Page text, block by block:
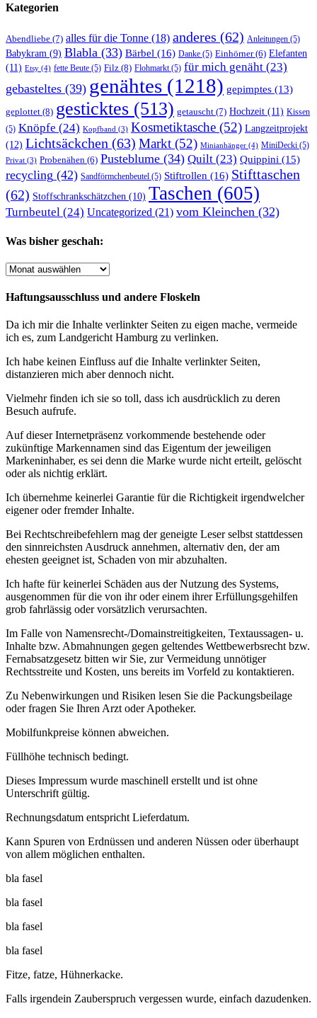
Kategorien
Abendliebe (7) alles für die Tonne (18) anderes (62) Anleitungen (5)
Babykram (9) Blabla (33) Bärbel (16) Danke (5) Einhörner(6) Elefanten
(11) Etsy (4) fette Beute (5) Filz (8) Flohmarkt(5) für mich genäht (23)
gebasteltes (39) genähtes (1218) gepimptes (13)
geplottet (8) gesticktes (513) getauscht (7) Hochzeit (11) Kissen
(5) Knöpfe (24) Kopfband (3) Kosmetiktasche (52) Langzeitprojekt
(12) Lichtsäckchen (63) Markt (52) Minianhänger (4) MiniDecki (5)
Privat (3) Probenähen (6) Pusteblume (34) Quilt (23) Quippini (15)
recycling (42) Sandförmchenbeutel (5) Stiftrollen (16) Stifttaschen
(62) Stoffschrankschätzchen (10) Taschen (605)
Turnbeutel (24) Uncategorized (21) vom Kleinchen (32)
Was bisher geschah:
Was
geschah:
Haftungsausschluss und andere Floskeln
Da ich mir die Inhalte verlinkter Seiten zu eigen mache, vermeide
ich es, zum Landgericht Hamburg zu verlinken.
Ich habe keinen Einfluss auf die Inhalte verlinkter Seiten,
distanzieren mich aber dennoch nicht.
Vielmehr finden ich sie so toll, dass ich ausdrücklich zu deren
Besuch aufrufe.
Auf dieser Internetpräsenz vorkommende bestehende oder
zukünftige Markennamen sind das Eigentum der jeweiligen
Markeninhaber, es sei denn die Marke wurde nicht erteilt, gelöscht
oder als nichtig erklärt.
Ich übernehme keinerlei Garantie für die Richtigkeit irgendwelcher
eigener oder fremder Inhalte.
Bei Rechtschreibefehlern mag der geneigte Leser selbst stattdessen
den sinnreichsten Ausdruck annehmen, alternativ den, der am
ehesten geeignet ist, Schaden von mir abzuhalten.
Ich hafte für keinerlei Schäden aus der Nutzung des Systems,
ausgenommen für die von ihr oder einem ihrer Erfüllungsgehilfen
grob fahrlässig oder vorsätzlich verursachten.
Im Falle von Namensrecht-/Domainstreitigkeiten, Textaussagen- u.
Inhalte bzw. Abmahnungen gegen geltendes Wettbewerbsrecht bzw.
Fernabsatzgesetz bitten wir Sie, zur Vermeidung unnötiger
Rechtsstreite und Kosten, uns bereits im Vorfeld zu kontaktieren.
Zu Nebenwirkungen und Risiken lesen Sie die Packungsbeilage
oder fragen Sie Ihren Arzt oder Apotheker.
Mobilfunkpreise können abweichen.
Füllhöhe technisch bedingt.
Dieses Impressum wurde maschinell erstellt und ist ohne
Unterschrift gültig.
Rechnungsdatum entspricht Lieferdatum.
Kann Spuren von Erdnüssen und anderen Nüssen oder überhaupt
von allem möglichen enthalten.
bla fasel
bla fasel
bla fasel
bla fasel
Fitze, fatze, Hühnerkacke.
Falls irgendein Zauberspruch vergessen wurde, einfach dazudenken.